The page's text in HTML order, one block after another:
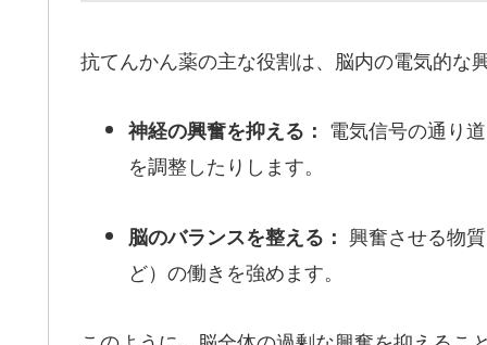
抗てんかん薬の主な役割は、脳内の電気的な
神経の興奮を抑える： 電気信号の通り
を調整したりします。
脳のバランスを整える： 興奮させる物
ど）の働きを強めます。